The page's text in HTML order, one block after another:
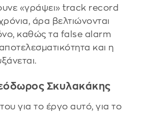
«γράψει» track record
άρα βελτιώνονται
καθώς τα false alarm
και η
Σκυλακάκης
για το έργο αυτό, για το